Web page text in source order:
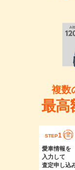
複数
最高
STEP1
愛車情報を
入力して
査定申し込